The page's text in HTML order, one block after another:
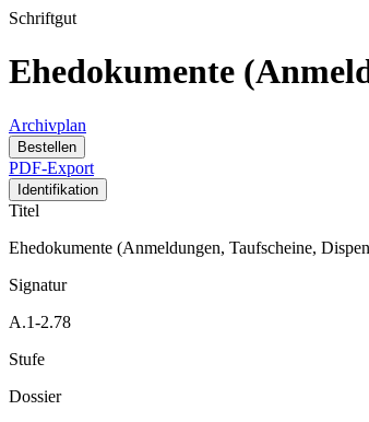
Schriftgut
Ehedokumente
Archivplan
Bestellen
PDF-Export
Identifikation
Titel
Ehedokumente (Anmeldungen, Taufscheine,
Signatur
A.1-2.78
Stufe
Dossier